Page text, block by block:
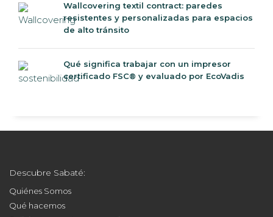
Wallcovering textil contract: paredes
resistentes y personalizadas para espacios
de alto tránsito
Qué significa trabajar con un impresor
certificado FSC® y evaluado por EcoVadis
Descubre Sabaté:
Quiénes Somos
Qué hacemos